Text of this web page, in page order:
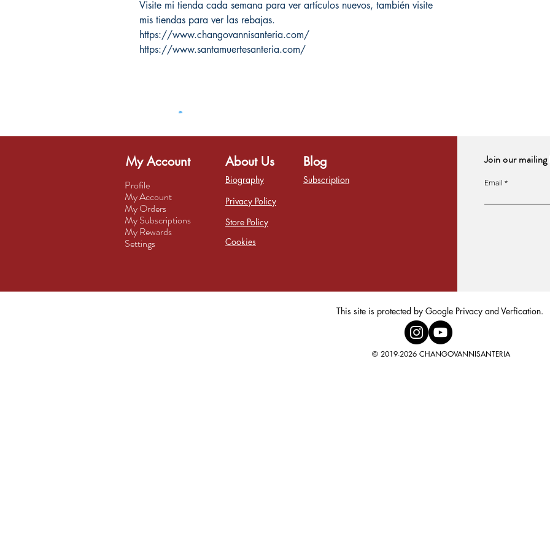
Visite mi tienda cada semana para ver artículos nuevos, también visite
mis tiendas para ver las rebajas.
https://www.changovannisanteria.com/
https://www.santamuertesanteria.com/
My Account
Profile
My Account
My Orders
My Subscriptions
My Rewards
Settings
About Us
Biography
Privacy Policy
Store Policy
Cookies
Blog
Subscription
Join our
Email
This site is protected by Google Privacy and Verfication.
© 2019-2026 CHANGOVANNISANTERIA